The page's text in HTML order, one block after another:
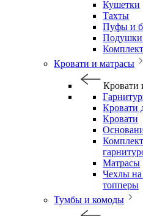
Кушетки
Тахты
Пуфы и
Подушки
Кровати и матрасы
Кровати
Кровати
Кровати
Матрасы
Чехлы на
топперы
Тумбы и комоды